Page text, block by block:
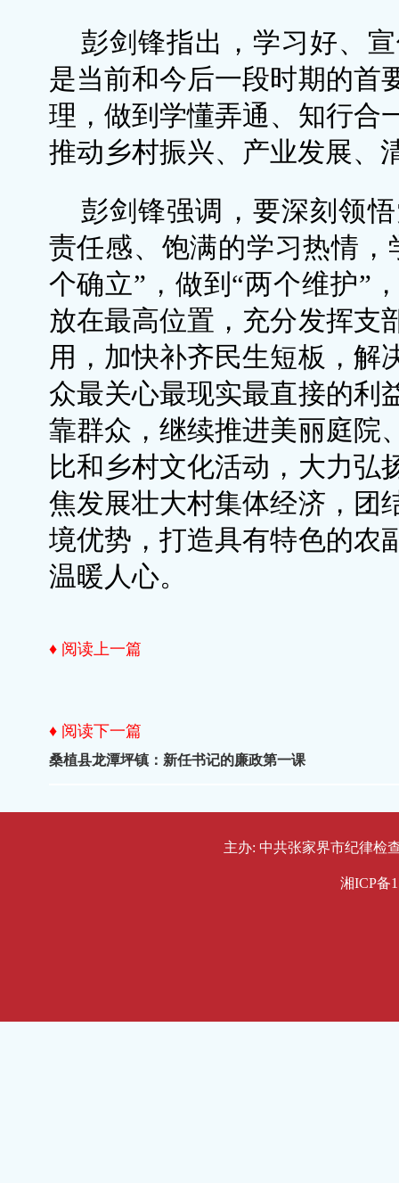
彭剑锋指出，学习好、
是当前和今后一段时期的首
理，做到学懂弄通、知行合
推动乡村振兴、产业发展、
彭剑锋强调，要深刻领
责任感、饱满的学习热情
个确立”，做到“两个维护”
放在最高位置，充分发挥支
用，加快补齐民生短板，解
众最关心最现实最直接的利
靠群众，继续推进美丽庭院
比和乡村文化活动，大力弘
焦发展壮大村集体经济，团
境优势，打造具有特色的农
温暖人心。
♦ 阅读上一篇
♦ 阅读下一篇
桑植县龙潭坪镇：新任书记的廉政第一课
主办: 中共张家界市纪律检
湘ICP备